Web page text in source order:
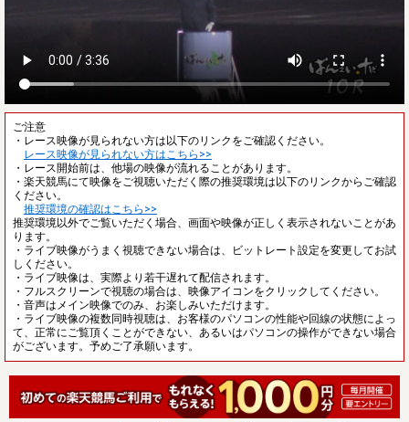
ご注意
・レース映像が見られない方は以下のリンクをご確認ください。
レース映像が見られない方はこちら>>
・レース開始前は、他場の映像が流れることがあります。
・楽天競馬にて映像をご視聴いただく際の推奨環境は以下のリンクからご確認
ください。
推奨環境の確認はこちら>>
推奨環境以外でご覧いただく場合、画面や映像が正しく表示されないことがあ
ります。
・ライブ映像がうまく視聴できない場合は、ビットレート設定を変更してお試
しください。
・ライブ映像は、実際より若干遅れて配信されます。
・フルスクリーンで視聴の場合は、映像アイコンをクリックしてください。
・音声はメイン映像でのみ、お楽しみいただけます。
・ライブ映像の複数同時視聴は、お客様のパソコンの性能や回線の状態によっ
て、正常にご覧頂くことができない、あるいはパソコンの操作ができない場合
がございます。予めご了承願います。